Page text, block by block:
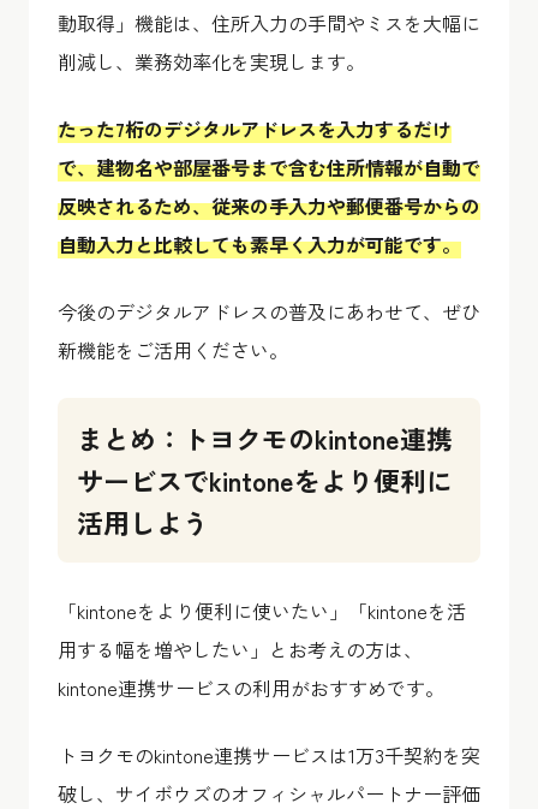
動取得」機能は、住所入力の手間やミスを大幅に
削減し、業務効率化を実現します。
たった7桁のデジタルアドレスを入力するだけ
で、建物名や部屋番号まで含む住所情報が自動で
反映されるため、従来の手入力や郵便番号からの
自動入力と比較しても素早く入力が可能です。
今後のデジタルアドレスの普及にあわせて、ぜひ
新機能をご活用ください。
まとめ：トヨクモのkintone連携
サービスでkintoneをより便利に
活用しよう
「kintoneをより便利に使いたい」「kintoneを活
用する幅を増やしたい」とお考えの方は、
kintone連携サービスの利用がおすすめです。
トヨクモのkintone連携サービスは1万3千契約を突
破し、サイボウズのオフィシャルパートナー評価